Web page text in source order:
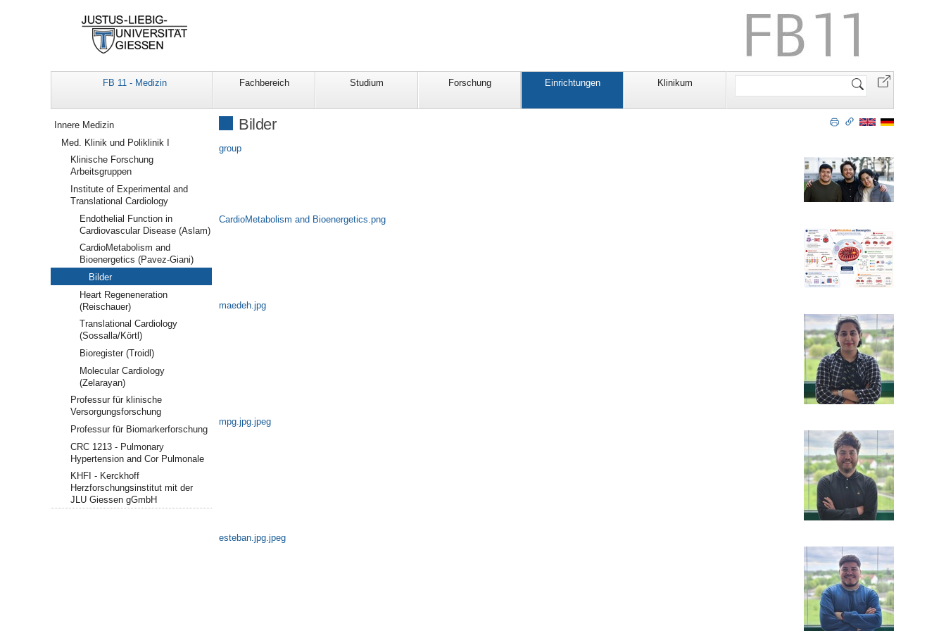
FB 11 - Medizin Fachbereich Studium Forschung Einrichtungen Klinikum
Website
Bilder
group
CardioMetabolism and Bioenergetics.png
maedeh.jpg
mpg.jpg.jpeg
esteban.jpg.jpeg
Navigation
Innere Medizin
Med. Klinik und Poliklinik I
Klinische Forschung
Arbeitsgruppen
Institute of Experimental and
Translational Cardiology
Endothelial Function in
Cardiovascular Disease (Aslam)
CardioMetabolism and
Bioenergetics (Pavez-Giani)
Bilder
Heart Regeneneration
(Reischauer)
Translational Cardiology
(Sossalla/Körtl)
Bioregister (Troidl)
Molecular Cardiology
(Zelarayan)
Professur für klinische
Versorgungsforschung
Professur für Biomarkerforschung
CRC 1213 - Pulmonary
Hypertension and Cor Pulmonale
KHFI - Kerckhoff
Herzforschungsinstitut mit der
JLU Giessen gGmbH